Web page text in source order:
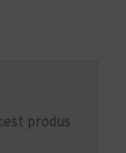
produs